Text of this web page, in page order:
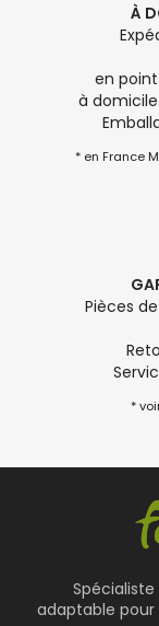
À
en
à
* en France
Pièces
*
adaptable